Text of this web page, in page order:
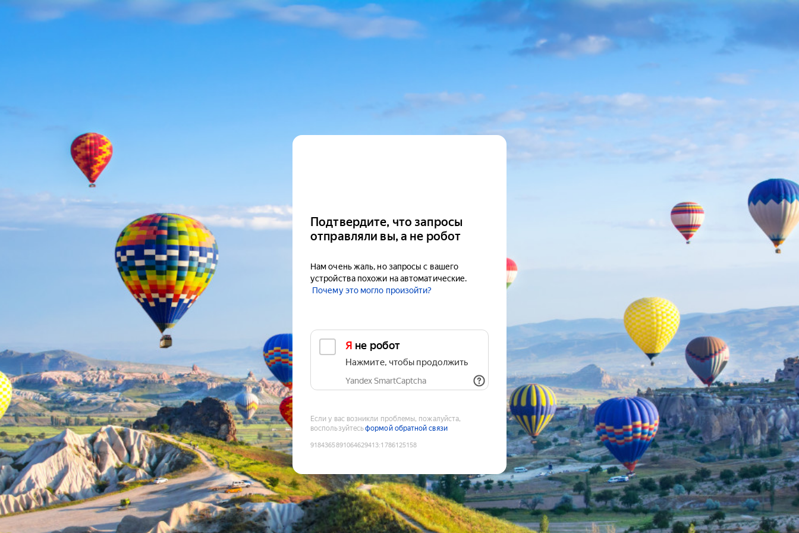
Подтвердите, что запросы
отправляли вы, а не робот
Нам очень жаль, но запросы с вашего
устройства похожи на автоматические.
Почему это могло произойти?
Я не робот
Нажмите, чтобы продолжить
Yandex SmartCaptcha
Если у вас возникли проблемы, пожалуйста,
воспользуйтесьформой обратной связи
9184365891064629413:1786125158